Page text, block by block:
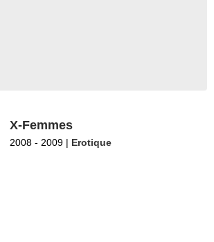
X-Femmes
2008 - 2009 | Erotique